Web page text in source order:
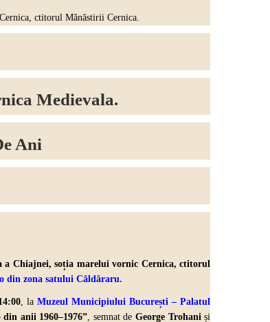
ctitorul Mănăstirii Cernica.
Medievala.
Ani
a Chiajnei, soția marelui vornic Cernica, ctitorul
din zona satului Căldăraru.
, la Muzeul Municipiului București – Palatul
anii 1960–1976”, semnat de George Trohaniși